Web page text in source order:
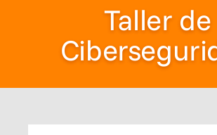
Taller de